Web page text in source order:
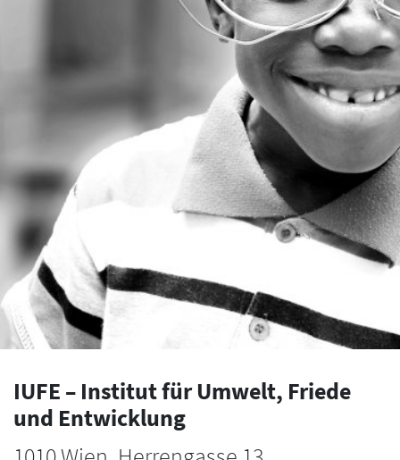
IUFE – Institut für Umwelt, Friede
und Entwicklung